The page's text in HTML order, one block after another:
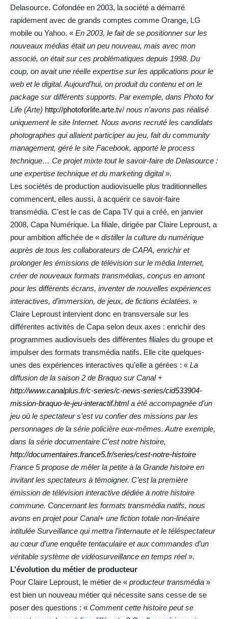
Delasource. Cofondée en 2003, la société a démarré
rapidement avec de grands comptes comme Orange, LG
mobile ou Yahoo. « En 2003, le fait de se positionner sur les
nouveaux médias était un peu nouveau, mais avec mon
associé, on était sur ces problématiques depuis 1998. Du
coup, on avait une réelle expertise sur les applications pour le
web et le digital. Aujourd’hui, on produit du contenu et on le
package sur différents supports. Par exemple, dans Photo for
Life (Arte) http://photoforlife.arte.tv/ nous n’avons pas réalisé
uniquement le site Internet. Nous avons recruté les candidats
photographes qui allaient participer au jeu, fait du community
management, géré le site Facebook, apporté le process
technique… Ce projet mixte tout le savoir-faire de Delasource :
une expertise technique et du marketing digital».
Les sociétés de production audiovisuelle plus traditionnelles
commencent, elles aussi, à acquérir ce savoir-faire
transmédia. C’est le cas de Capa TV qui a créé, en janvier
2008, Capa Numérique. La filiale, dirigée par Claire Leproust, a
pour ambition affichée de « distiller la culture du numérique
auprès de tous les collaborateurs de CAPA, enrichir et
prolonger les émissions de télévision sur le média Internet,
créer de nouveaux formats transmédias, conçus en amont
pour les différents écrans, inventer de nouvelles expériences
interactives, d’immersion, de jeux, de fictions éclatées. »
Claire Leproust intervient donc en transversale sur les
différentes activités de Capa selon deux axes : enrichir des
programmes audiovisuels des différentes filiales du groupe et
impulser des formats transmédia natifs. Elle cite quelques-
unes des expériences interactives qu’elle a gérées : « La
diffusion de la saison 2 de Braquo sur Canal +
http://www.canalplus.fr/c-series/c-news-series/cid533904-
mission-braquo-le-jeu-interactif.htmla été accompagnée d’un
jeu où le spectateur s’est vu confier des missions par les
personnages de la série policière eux-mêmes. Autre exemple,
dans la série documentaire C’est notre histoire,
http://documentaires.france5.fr/series/cest-notre-histoire
France 5 propose de mêler la petite à la Grande histoire en
invitant les spectateurs à témoigner. C’est la première
émission de télévision interactive dédiée à notre histoire
commune. Concernant les formats transmédia natifs, nous
avons en projet pour Canal+ une fiction totale non-linéaire
intitulée Surveillance qui mettra l’internaute et le téléspectateur
au cœur d’une enquête tentaculaire et aux commandes d’un
véritable système de vidéosurveillance en temps réel».
L’évolution du métier de producteur
Pour Claire Leproust, le métier de « producteur transmédia »
est bien un nouveau métier qui nécessite sans cesse de se
poser des questions : « Comment cette histoire peut se